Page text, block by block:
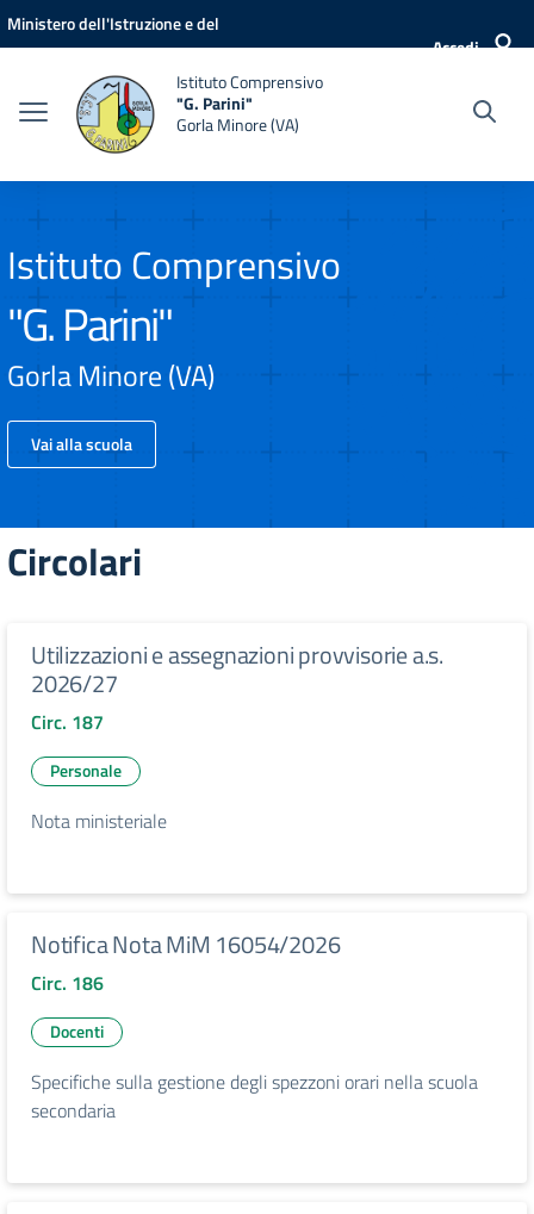
Vai ai contenuti
Vai al menu di navigazione
Vai al footer
Ministero dell'Istruzione e del
Accedi
Istituto Comprensivo
"G. Parini"
Gorla Minore (VA)
Istituto Comprensivo
"G. Parini"
Gorla Minore (VA)
Vai alla scuola
Circolari
Utilizzazioni e assegnazioni provvisorie a.s.
2026/27
Circ. 187
Personale
Nota ministeriale
Notifica Nota MiM 16054/2026
Circ. 186
Docenti
Specifiche sulla gestione degli spezzoni orari nella scuola
secondaria